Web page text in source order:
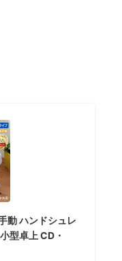
動 ハンドシュレ
型卓上 CD・